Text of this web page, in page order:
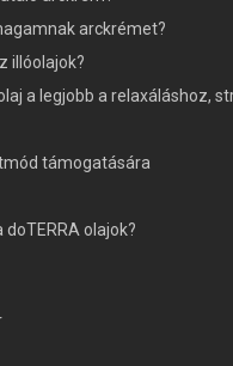
arckrémet?
illóolajok?
a legjobb a relaxáláshoz,
támogatására
olajok?